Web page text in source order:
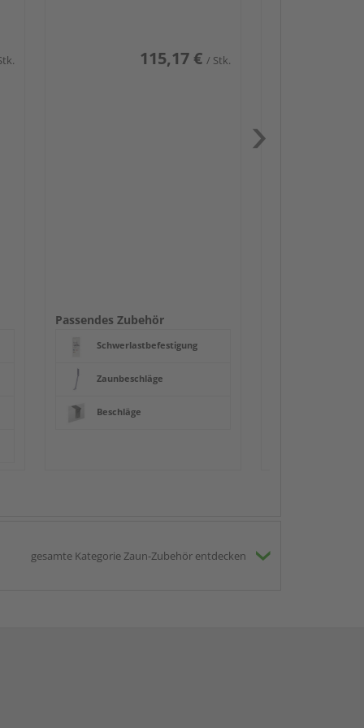
115,17 € / Stk.
Passendes Zubehör
Schwerlastbefestigung
Zaunbeschläge
Beschläge
gesamte Kategorie Zaun-Zubehör entdecken